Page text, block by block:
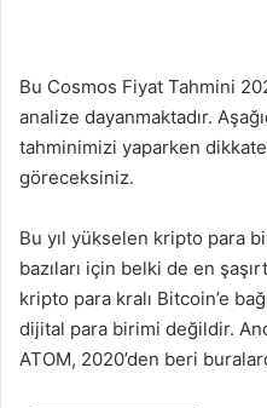
Bu Cosmos Fiyat Tahmini
analize dayanmaktadır.
tahminimizi yaparken
göreceksiniz.
Bu yıl yükselen kripto para
bazıları için belki de en
kripto para kralı Bitcoin’e
dijital para birimi değildir.
ATOM, 2020’den beri